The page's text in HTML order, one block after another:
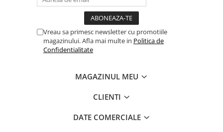
Vreau sa primesc newsletter cu promotiile
magazinului. Afla mai multe in Politica de
Confidentialitate
MAGAZINUL MEU
CLIENTI
DATE COMERCIALE